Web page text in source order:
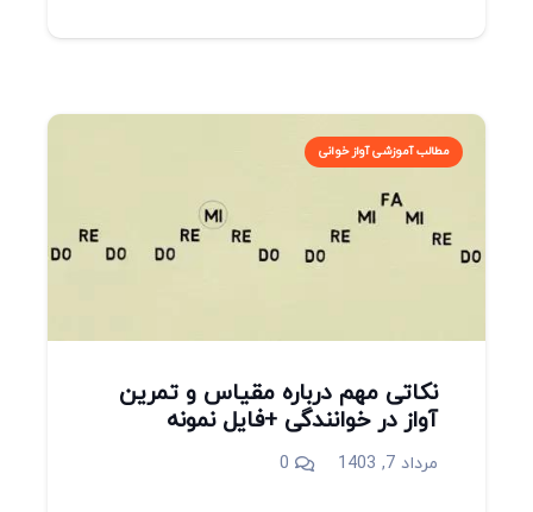
مطالب آموزشی آواز خوانی
نکاتی مهم درباره مقیاس و تمرین
آواز در خوانندگی +فایل نمونه
مرداد 7, 1403 0